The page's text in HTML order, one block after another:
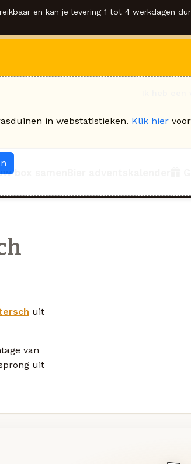
en kan je levering 1 tot 4 werkdagen
box samen
uit
van
uit
in webstatistieken. Klik hier